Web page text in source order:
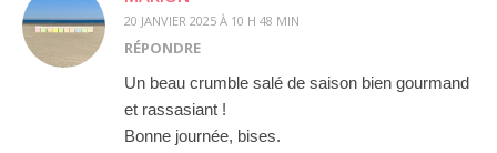
20 JANVIER 2025 À 10 H 48 MIN
RÉPONDRE
Un beau crumble salé de saison bien gourmand
et rassasiant !
Bonne journée, bises.